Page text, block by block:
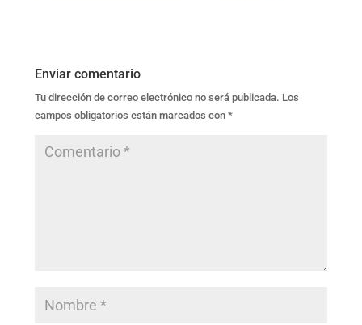
Enviar comentario
Tu dirección de correo electrónico no será publicada. Los
campos obligatorios están marcados con *